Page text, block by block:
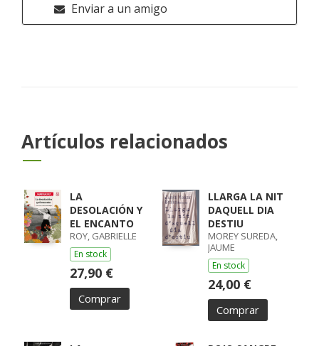
Enviar a un amigo
Artículos relacionados
LA
DESOLACIÓN Y
EL ENCANTO
ROY, GABRIELLE
En stock
27,90 €
Comprar
LLARGA LA NIT
DAQUELL DIA
DESTIU
MOREY SUREDA,
JAUME
En stock
24,00 €
Comprar